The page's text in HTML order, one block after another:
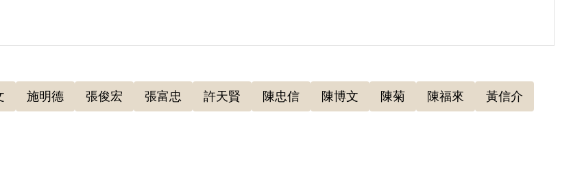
創刊《美麗島》雜誌，多次演講宣導政治意識，且於同年月10日辦理世界人權日大遊行，遊行
創刊及政治性演講部分，屬思想言論層次問題；而遊行發生衝突部分，並無證據足認有預定攻
有叛亂之意圖，其他又無積極佐證，因此難認其意圖以非法之方法顛覆政府而著手實行，故認
施明德 張俊宏 張富忠 許天賢 陳忠信 陳博文 陳菊 陳福來 黃信介